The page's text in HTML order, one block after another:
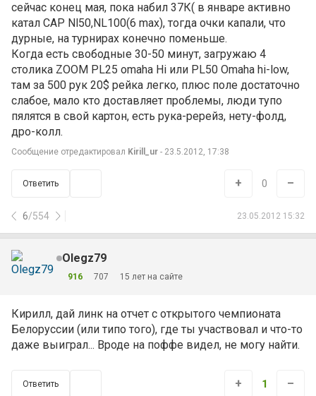
сейчас конец мая, пока набил 37К( в январе активно
катал CAP Nl50,NL100(6 max), тогда очки капали, что
дурные, на турнирах конечно поменьше.
Когда есть свободные 30-50 минут, загружаю 4
столика ZOOM PL25 omaha Hi или PL50 Omaha hi-low,
там за 500 рук 20$ рейка легко, плюс поле достаточно
слабое, мало кто доставляет проблемы, люди тупо
пялятся в свой картон, есть рука-ререйз, нету-фолд,
дро-колл.
Сообщение отредактировал Kirill_ur - 23.5.2012, 17:38
Ответить
6/554 23.05.2012 15:32
+ 0 –
Olegz79
916 707 15 лет на сайте
Кирилл, дай линк на отчет с открытого чемпионата
Белоруссии (или типо того), где ты участвовал и что-то
даже выиграл... Вроде на поффе видел, не могу найти.
Ответить + 1 –